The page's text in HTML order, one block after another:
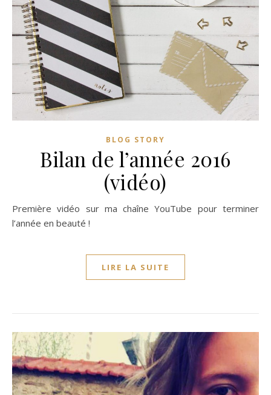
BLOG STORY
Bilan de l’année 2016
(vidéo)
Première vidéo sur ma chaîne YouTube pour terminer
l’année en beauté !
LIRE LA SUITE